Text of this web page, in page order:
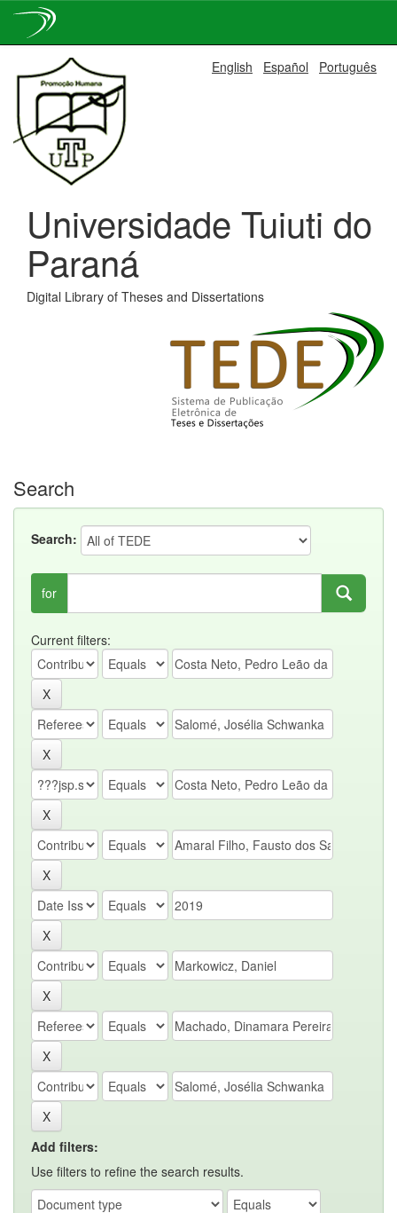
navigation
English Español Português
Universidade Tuiuti do
Paraná
Digital Library of Theses and Dissertations
Search
Search:
for
Current filters:
Add filters:
Use filters to refine the search results.